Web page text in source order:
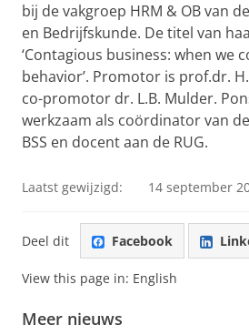
bij de vakgroep HRM & OB van
en Bedrijfskunde. De titel van
‘Contagious business: when we
behavior’. Promotor is prof.dr.
co-promotor dr. L.B. Mulder.
werkzaam als coördinator van
BSS en docent aan de RUG.
Laatst gewijzigd: 14 september
Deel dit Facebook
View this page in: English
Meer nieuws